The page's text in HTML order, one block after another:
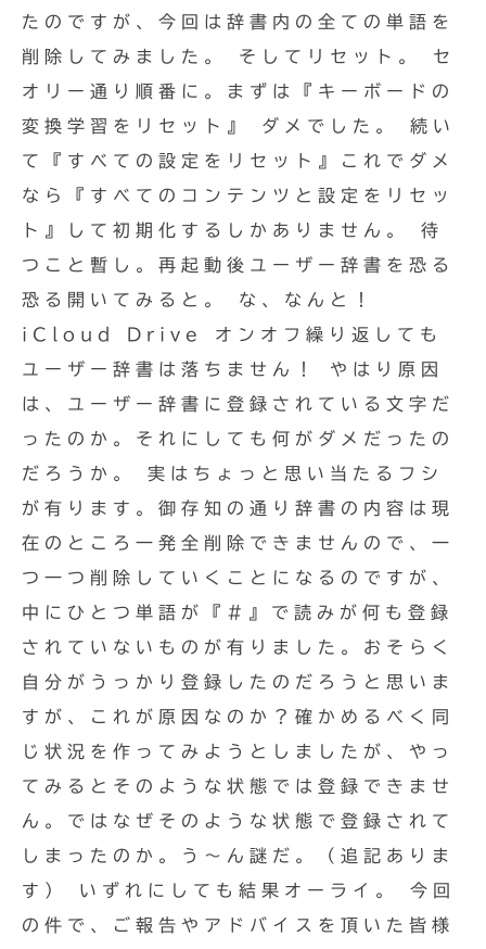
たのですが、今回は辞書内の全ての単語を
削除してみました。 そしてリセット。 セ
オリー通り順番に。まずは『キーボードの
変換学習をリセット』 ダメでした。 続い
て『すべての設定をリセット』これでダメ
なら『すべてのコンテンツと設定をリセッ
ト』して初期化するしかありません。 待
つこと暫し。再起動後ユーザー辞書を恐る
恐る開いてみると。 な、なんと！
iCloud Drive オンオフ繰り返しても
ユーザー辞書は落ちません！ やはり原因
は、ユーザー辞書に登録されている文字だ
ったのか。それにしても何がダメだったの
だろうか。 実はちょっと思い当たるフシ
が有ります。御存知の通り辞書の内容は現
在のところ一発全削除できませんので、一
つ一つ削除していくことになるのですが、
中にひとつ単語が『#』で読みが何も登録
されていないものが有りました。おそらく
自分がうっかり登録したのだろうと思いま
すが、これが原因なのか？確かめるべく同
じ状況を作ってみようとしましたが、やっ
てみるとそのような状態では登録できませ
ん。ではなぜそのような状態で登録されて
しまったのか。う〜ん謎だ。（追記ありま
す） いずれにしても結果オーライ。 今回
の件で、ご報告やアドバイスを頂いた皆様